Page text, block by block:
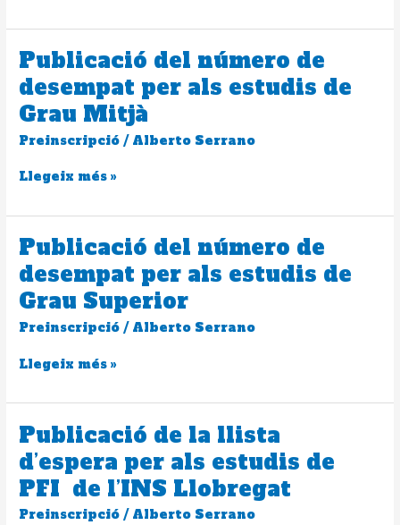
Publicació del número de
desempat per als estudis de
Grau Mitjà
Preinscripció / Alberto Serrano
Publicació
del
número
de
desempat
als
de
Mitjà
Llegeix més »
Publicació del número de
desempat per als estudis de
Grau Superior
Preinscripció / Alberto Serrano
Publicació
del
número
de
desempat
als
de
Superior
Llegeix més »
Publicació de la llista
d’espera per als estudis de
PFI de l’INS Llobregat
Preinscripció / Alberto Serrano
Publicació
de
la
llista
d’espera